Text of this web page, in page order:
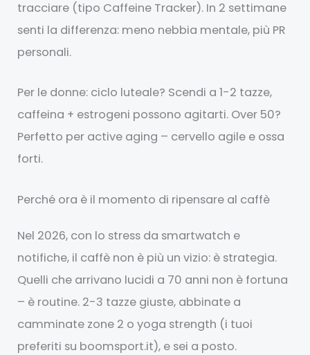
tracciare (tipo Caffeine Tracker). In 2 settimane
senti la differenza: meno nebbia mentale, più PR
personali.
Per le donne: ciclo luteale? Scendi a 1-2 tazze,
caffeina + estrogeni possono agitarti. Over 50?
Perfetto per active aging – cervello agile e ossa
forti.
Perché ora è il momento di ripensare al caffè
Nel 2026, con lo stress da smartwatch e
notifiche, il caffè non è più un vizio: è strategia.
Quelli che arrivano lucidi a 70 anni non è fortuna
– è routine. 2-3 tazze giuste, abbinate a
camminate zone 2 o yoga strength (i tuoi
preferiti su boomsport.it), e sei a posto.